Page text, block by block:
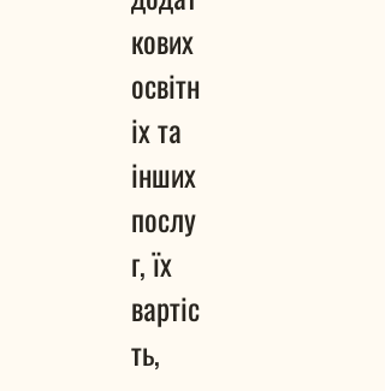
кових
освітн
іх та
інших
послу
г, їх
вартіс
ть,